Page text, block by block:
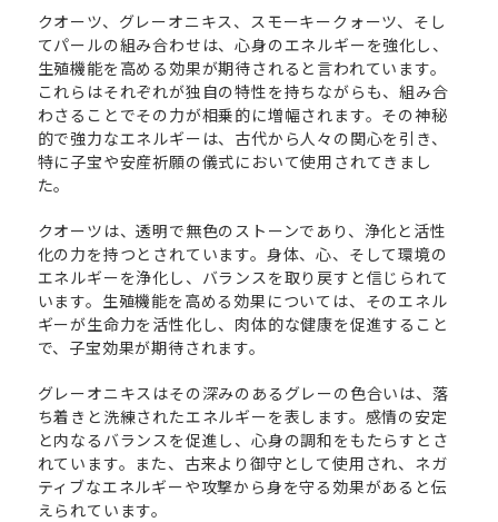
クオーツ、グレーオニキス、スモーキークォーツ、そし
てパールの組み合わせは、心身のエネルギーを強化し、
生殖機能を高める効果が期待されると言われています。
これらはそれぞれが独自の特性を持ちながらも、組み合
わさることでその力が相乗的に増幅されます。その神秘
的で強力なエネルギーは、古代から人々の関心を引き、
特に子宝や安産祈願の儀式において使用されてきまし
た。
クオーツは、透明で無色のストーンであり、浄化と活性
化の力を持つとされています。身体、心、そして環境の
エネルギーを浄化し、バランスを取り戻すと信じられて
います。生殖機能を高める効果については、そのエネル
ギーが生命力を活性化し、肉体的な健康を促進すること
で、子宝効果が期待されます。
グレーオニキスはその深みのあるグレーの色合いは、落
ち着きと洗練されたエネルギーを表します。感情の安定
と内なるバランスを促進し、心身の調和をもたらすとさ
れています。また、古来より御守として使用され、ネガ
ティブなエネルギーや攻撃から身を守る効果があると伝
えられています。